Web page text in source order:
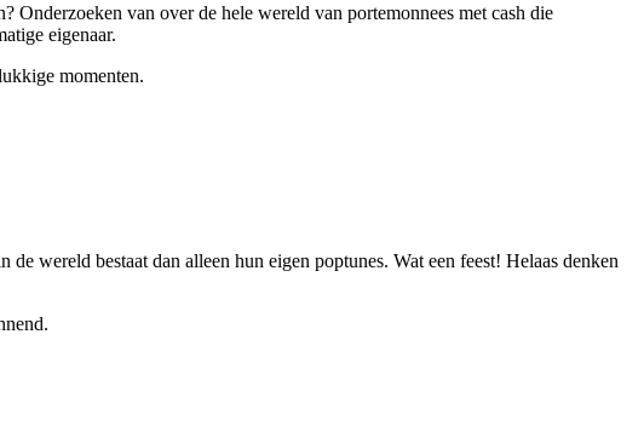
Onderzoeken van over de hele wereld van portemonnees met cash die
eigenaar.
momenten.
wereld bestaat dan alleen hun eigen poptunes. Wat een feest! Helaas denken